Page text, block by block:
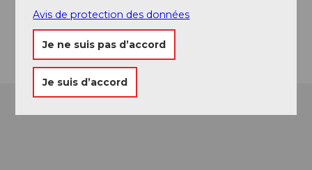
Arrivée
Avis de protection des données
Je ne suis pas d’accord
Je suis d’accord